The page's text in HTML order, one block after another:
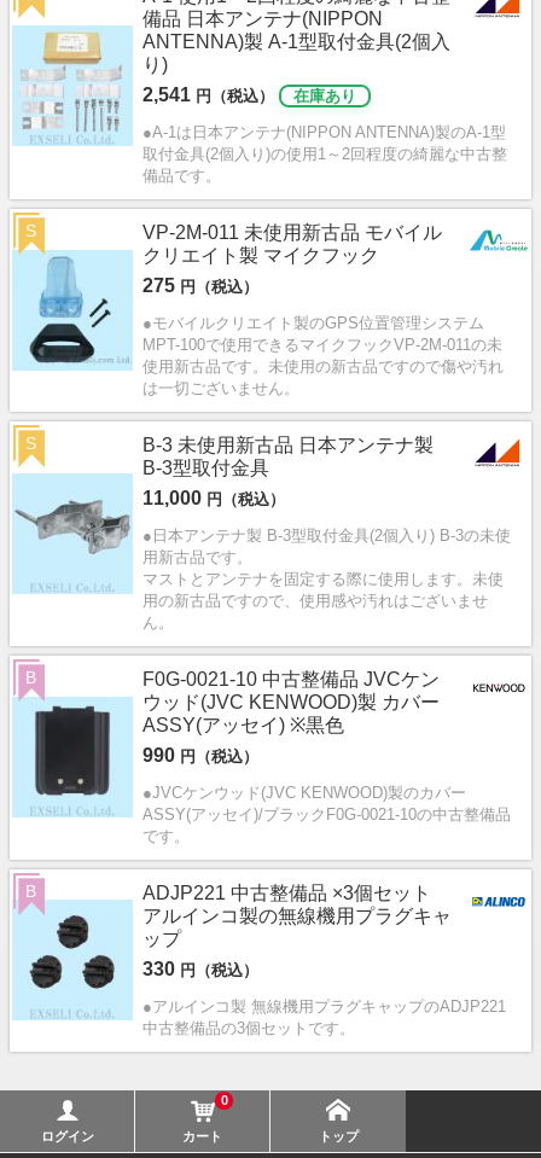
備品 日本アンテナ(NIPPON
ANTENNA)製 A-1型取付金具(2個入
り)
2,541 円（税込）
在庫あり
●A-1は日本アンテナ(NIPPON ANTENNA)製のA-1型
取付金具(2個入り)の使用1～2回程度の綺麗な中古整
備品です。
VP-2M-011 未使用新古品 モバイル
クリエイト製 マイクフック
275 円（税込）
●モバイルクリエイト製のGPS位置管理システム
MPT-100で使用できるマイクフックVP-2M-011の未
使用新古品です。未使用の新古品ですので傷や汚れ
は一切ございません。
S
B-3 未使用新古品 日本アンテナ製
B-3型取付金具
11,000 円（税込）
●日本アンテナ製 B-3型取付金具(2個入り) B-3の未使
用新古品です。
マストとアンテナを固定する際に使用します。未使
用の新古品ですので、使用感や汚れはございませ
ん。
S
F0G-0021-10 中古整備品 JVCケン
ウッド(JVC KENWOOD)製 カバー
ASSY(アッセイ) ※黒色
990 円（税込）
●JVCケンウッド(JVC KENWOOD)製のカバー
ASSY(アッセイ)/ブラックF0G-0021-10の中古整備品
です。
B
ADJP221 中古整備品 ×3個セット
アルインコ製の無線機用プラグキャ
ップ
330 円（税込）
●アルインコ製 無線機用プラグキャップのADJP221
中古整備品の3個セットです。
B
ログイン
0
カート トップ